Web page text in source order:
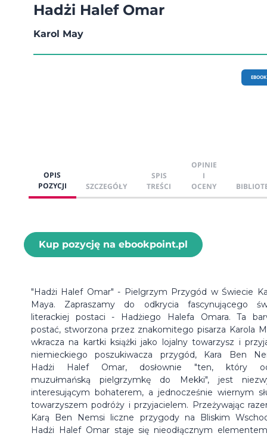
Hadżi Halef Omar
Karol May
EBOOK
OPIS
POZYCJI
SZCZEGÓŁY
SPIS
TREŚCI
OPINIE
I
OCENY
Kup pozycję na ebookpoint.pl
"Hadżi Halef Omar" - Pielgrzym Przygód w Świecie
Maya. Zapraszamy do odkrycia fascynującego
literackiej postaci - Hadżiego Halefa Omara. Ta
postać, stworzona przez znakomitego pisarza Karola
wkracza na kartki książki jako lojalny towarzysz i
niemieckiego poszukiwacza przygód, Kara Ben
Hadżi Halef Omar, dosłownie "ten, który
muzułmańską pielgrzymkę do Mekki", jest
interesującym bohaterem, a jednocześnie wiernym
towarzyszem podróży i przyjacielem. Przeżywając
Karą Ben Nemsi liczne przygody na Bliskim
Hadżi Halef Omar staje się nieodłącznym